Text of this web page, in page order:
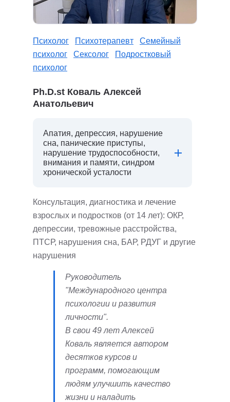
Психолог Психотерапевт
Семейный
психолог
Сексолог
Подростковый
психолог
Ph.D.st Коваль Алексей
Анатольевич
Апатия, депрессия, нарушение
сна, панические приступы,
нарушение трудоспособности,
внимания и памяти, синдром
хронической усталости
Консультация, диагностика и лечение
взрослых и подростков (от 14 лет): ОКР,
депрессии, тревожные расстройства,
ПТСР, нарушения сна, БАР, РДУГ и другие
нарушения
Руководитель
"Международного центра
психологии и развития
личности".
В свои 49 лет Алексей
Коваль является автором
десятков курсов и
программ, помогающим
людям улучшить качество
жизни и наладить